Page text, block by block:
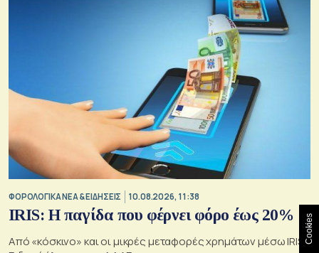
ΦΟΡΟΛΟΓΙΚΑ ΝΕΑ & EΙΔΗΣΕΙΣ 10.08.2026, 11:38
IRIS: Η παγίδα που φέρνει φόρο έως 20%
Από «κόσκινο» και οι μικρές μεταφορές χρημάτων μέσω IRIS -Cookies